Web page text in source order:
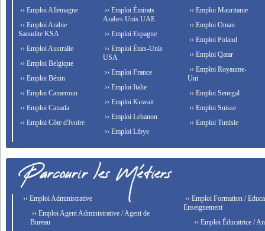
›› Emploi Allemagne
›› Emploi Arabie
Saoudite KSA
›› Emploi Australie
›› Emploi Belgique
›› Emploi Bénin
›› Emploi Cameroun
›› Emploi Canada
›› Emploi Côte d'Ivoire
›› Emploi Émirats
Arabes Unis UAE
›› Emploi Espagne
›› Emploi États-Unis
USA
›› Emploi France
›› Emploi Italie
›› Emploi Kuwait
›› Emploi Lebanon
›› Emploi Libye
›› Emploi Mauritanie
›› Emploi Oman
›› Emploi Poland
›› Emploi Qatar
›› Emploi Royaume-
Uni
›› Emploi Senegal
›› Emploi Suisse
›› Emploi Tunisie
›› Emploi Administrative
›› Emploi Agent Administrative / Agent de
Bureau
›› Emploi Formation /
Enseignement
›› Emploi Éducatrice /